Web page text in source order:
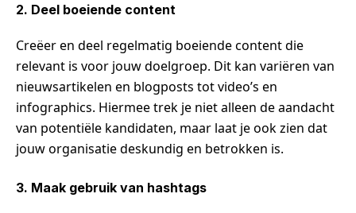
2. Deel boeiende content
Creëer en deel regelmatig boeiende content die
relevant is voor jouw doelgroep. Dit kan variëren van
nieuwsartikelen en blogposts tot video’s en
infographics. Hiermee trek je niet alleen de aandacht
van potentiële kandidaten, maar laat je ook zien dat
jouw organisatie deskundig en betrokken is.
3. Maak gebruik van hashtags